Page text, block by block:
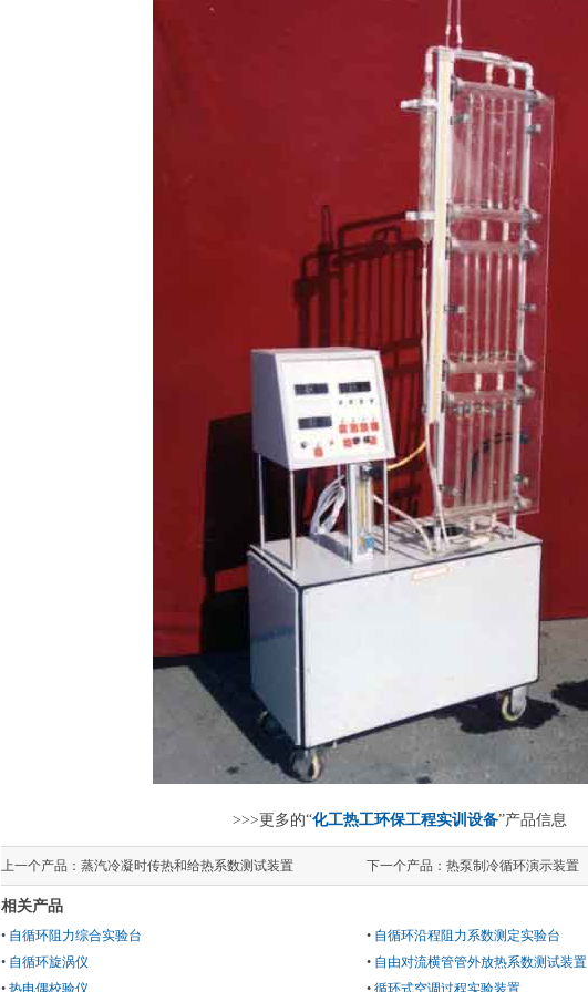
>>>更多的“化工热工环保工程实训设备”产品信息
上一个产品： 蒸汽冷凝时传热和给热系数测试装置 下一个产品： 热泵制冷循环演示装置
相关产品
• 自循环阻力综合实验台 • 自循环沿程阻力系数测定实验台
• 自循环旋涡仪 • 自由对流横管管外放热系数测试装置
• 热电偶校验仪 • 循环式空调过程实验装置